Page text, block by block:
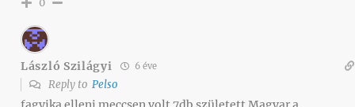
0
László Szilágyi 6 éve
Reply to Pelso